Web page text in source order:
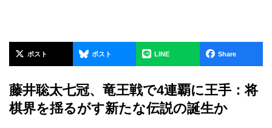
ポスト ポスト LINE Share
藤井聡太七冠、竜王戦で4連覇に王手：将
棋界を揺るがす新たな伝説の誕生か